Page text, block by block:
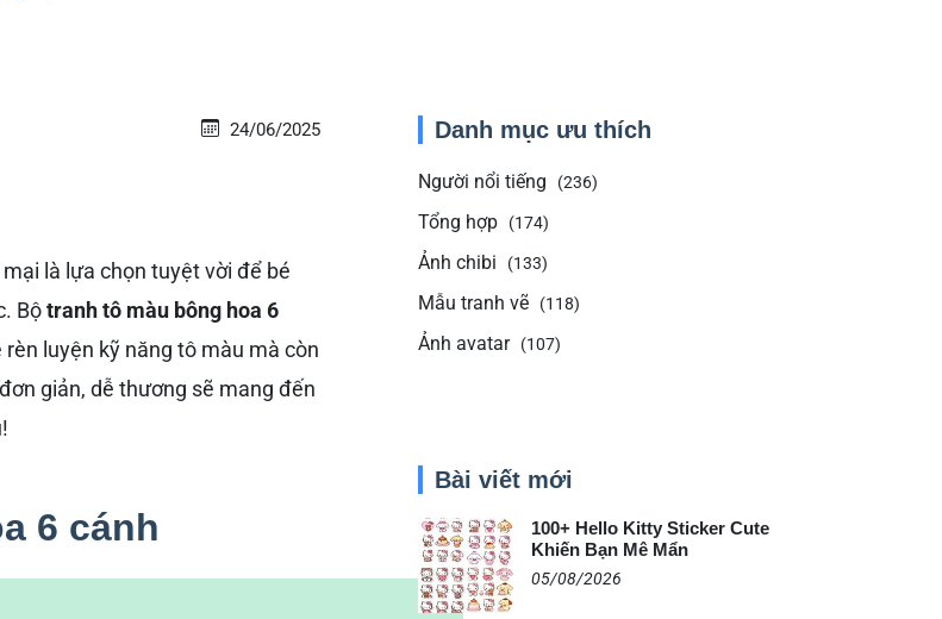
24/06/2025
là lựa chọn tuyệt vời để bé
Bộtranh tô màu bông hoa 6
rèn luyện kỹ năng tô màu mà còn
giản, dễ thương sẽ mang đến
6 cánh
Danh mục ưu thích
Người nổi tiếng (236)
Tổng hợp (174)
Ảnh chibi (133)
Mẫu tranh vẽ (118)
Ảnh avatar (107)
Bài viết mới
100+ Hello Kitty Sticker Cute
Khiến Bạn Mê Mẩn
05/08/2026